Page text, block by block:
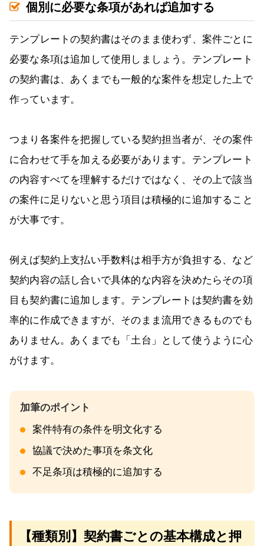
個別に必要な条項があれば追加する
テンプレートの契約書はそのまま使わず、案件ごとに
必要な条項は追加して使用しましょう。テンプレート
の契約書は、あくまでも一般的な案件を想定した上で
作っています。
つまり各案件を把握している契約担当者が、その案件
に合わせて手を加える必要があります。テンプレート
の内容すべてを理解するだけではなく、その上で該当
の案件に足りないと思う項目は積極的に追加すること
が大事です。
例えば契約上支払い手数料は相手方が負担する、など
契約内容の話し合いで具体的な内容を決めたらその項
目も契約書に追加します。テンプレートは契約書を効
率的に作成できますが、そのまま流用できるものでも
ありません。あくまでも「土台」として使うように心
がけます。
案件特有の条件を明文化する
協議で決めた事項を条文化
不足条項は積極的に追加する
【種類別】契約書ごとの基本構成と押